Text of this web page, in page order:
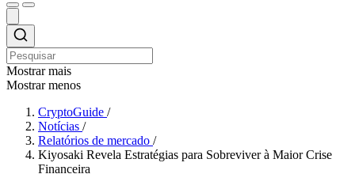
Mostrar mais
Mostrar menos
CryptoGuide /
Notícias /
Relatórios de mercado /
Kiyosaki Revela Estratégias para Sobreviver à Maior Crise
Financeira